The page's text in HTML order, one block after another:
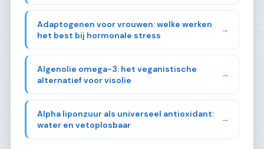
Adaptogenen voor vrouwen: welke werken
het best bij hormonale stress
→
Algenolie omega-3: het veganistische
alternatief voor visolie
→
Alpha liponzuur als universeel antioxidant:
water en vetoplosbaar
→